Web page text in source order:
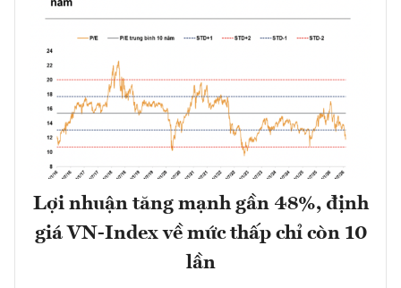
Lợi nhuận tăng mạnh gần 48%, định
giá VN-Index về mức thấp chỉ còn 10
lần